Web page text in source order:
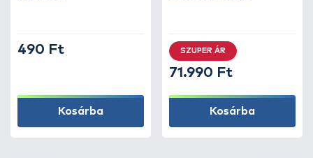
490 Ft
Kosárba
SZUPER ÁR
71.990 Ft
Kosárba